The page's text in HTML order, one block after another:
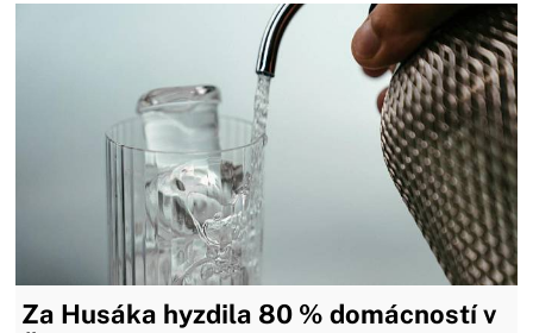
Za Husáka hyzdila 80 % domácností v